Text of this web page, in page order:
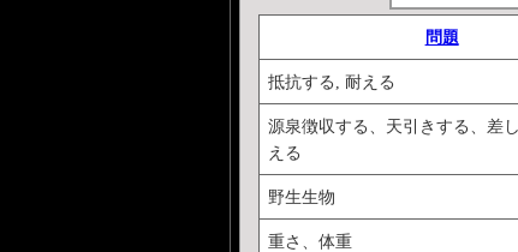
問題
抵抗する, 耐える
源泉徴収する、天引きする、差
える
野生生物
重さ、体重